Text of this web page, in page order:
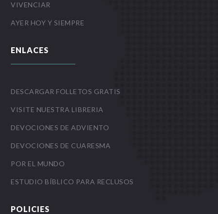
VIVENCIAR
AYER HOY Y SIEMPRE
ENLACES
DESCARGAR FOLLETOS GRATIS
VISITE NUESTRA LIBRERIA
DEVOCIONES DE ADVIENTO
DEVOCIONES DE CUARESMA
POR EL MUNDO
ESTUDIO BÍBLICO PARA RECLUSOS
POLICIES